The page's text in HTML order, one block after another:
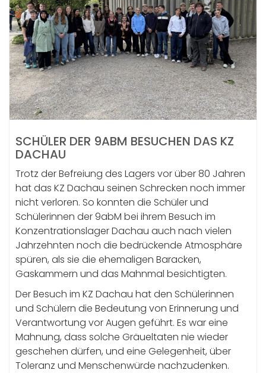
SCHÜLER DER 9ABM BESUCHEN DAS KZ
DACHAU
Trotz der Befreiung des Lagers vor über 80 Jahren
hat das KZ Dachau seinen Schrecken noch immer
nicht verloren. So konnten die Schüler und
Schülerinnen der 9abM bei ihrem Besuch im
Konzentrationslager Dachau auch nach vielen
Jahrzehnten noch die bedrückende Atmosphäre
spüren, als sie die ehemaligen Baracken,
Gaskammern und das Mahnmal besichtigten.
Der Besuch im KZ Dachau hat den Schülerinnen
und Schülern die Bedeutung von Erinnerung und
Verantwortung vor Augen geführt. Es war eine
Mahnung, dass solche Gräueltaten nie wieder
geschehen dürfen, und eine Gelegenheit, über
Toleranz und Menschenwürde nachzudenken.